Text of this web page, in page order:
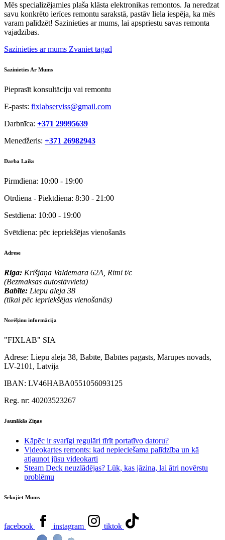
Mēs specializējamies plaša klāsta elektronikas remontos. Ja neredzat
savu konkrēto ierīces remontu sarakstā, pastāv liela iespēja, ka mēs
varam palīdzēt! Sazinieties ar mums, lai apspriestu savas remonta
vajadzības.
Sazinieties ar mums Zvaniet tagad
Sazinieties Ar Mums
Pieprasīt konsultāciju vai remontu
E-pasts: fixlabserviss@gmail.com
Darbnīca: +371 29995639
Menedžeris: +371 26982943
Darba Laiks
Pirmdiena: 10:00 - 19:00
Otrdiena - Piektdiena: 8:30 - 21:00
Sestdiena: 10:00 - 19:00
Svētdiena: pēc iepriekšējas vienošanās
Adrese
Riga: Krišjāņa Valdemāra 62A, Rimi t/c
(Bezmaksas autostāvvieta)
Babīte: Liepu aleja 38
(tikai pēc iepriekšējas vienošanās)
Norēķinu informācija
"FIXLAB" SIA
Adrese: Liepu aleja 38, Babīte, Babītes pagasts, Mārupes novads,
LV-2101, Latvija
IBAN: LV46HABA0551056093125
Reg. nr: 40203523267
Jaunākās Ziņas
Kāpēc ir svarīgi regulāri tīrīt portatīvo datoru?
Videokartes remonts: kad nepieciešama palīdzība un kā
atjaunot jūsu videokarti
Steam Deck neuzlādējas? Lūk, kas jāzina, lai ātri novērstu
problēmu
Sekojiet Mums
facebook instagram tiktok